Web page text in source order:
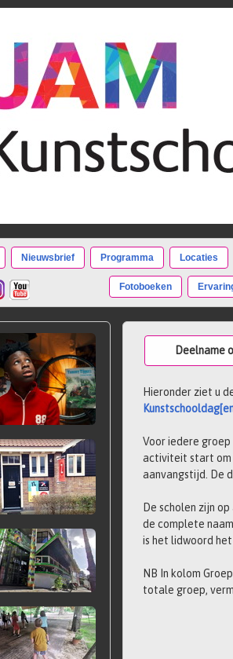
Nieuwsbrief Programma Locaties
Fotoboeken
Deelname
Hieronder ziet u
Voor iedere
activiteit start om
aanvangstijd. De
De scholen zijn
de complete
is het lidwoord
NB In kolom
totale groep,